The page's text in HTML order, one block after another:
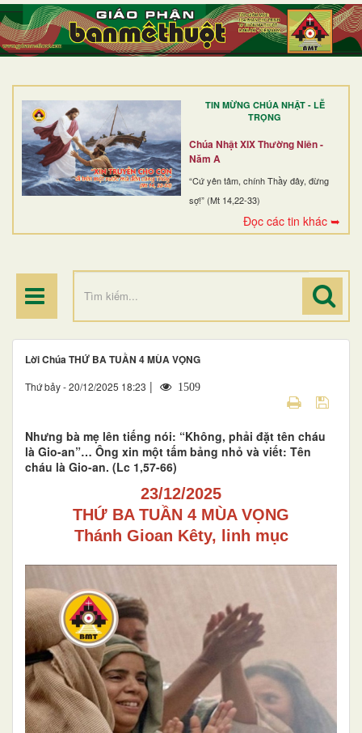
TIN MỪNG CHÚA NHẬT - LỄ
TRỌNG
Chúa Nhật XIX Thường Niên -
Năm A
“Cứ yên tâm, chính Thầy đây, đừng
sợ!” (Mt 14,22-33)
Đọc các tin khác ➥
TRANG NHẤT
GIỚI THIỆU
DÒNG TU
BAN MỤC VỤ
ĐOÀN THỂ CG
ĐIỂM HÀNH HƯƠNG
Lời Chúa THỨ BA TUẦN 4 MÙA VỌNG
Thứ bảy - 20/12/2025 18:23 | 1509
Nhưng bà mẹ lên tiếng nói: “Không, phải đặt tên cháu
là Gio-an”… Ông xin một tấm bảng nhỏ và viết: Tên
cháu là Gio-an. (Lc 1,57-66)
23/12/2025
THỨ BA TUẦN 4 MÙA VỌNG
Thánh Gioan Kêty, linh mục